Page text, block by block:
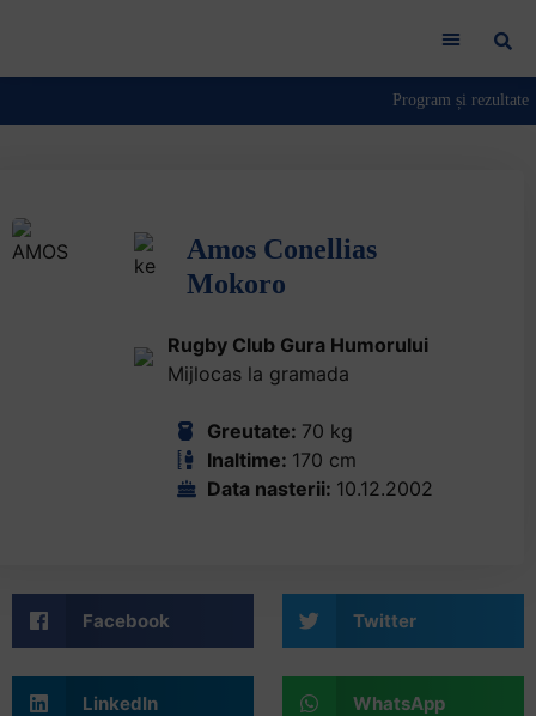
Amos Conellias
Mokoro
Rugby Club Gura Humorului
Mijlocas la gramada
Greutate: 70 kg
Inaltime: 170 cm
Data nasterii: 10.12.2002
Facebook Twitter
LinkedIn WhatsApp